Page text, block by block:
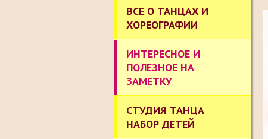
ВСЕ О ТАНЦАХ И
ХОРЕОГРАФИИ
ИНТЕРЕСНОЕ И
ПОЛЕЗНОЕ НА
ЗАМЕТКУ
СТУДИЯ ТАНЦА
НАБОР ДЕТЕЙ